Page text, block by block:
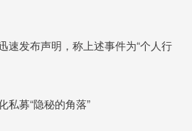
速发布声明，称上述事件为“个人行
私募“隐秘的角落”